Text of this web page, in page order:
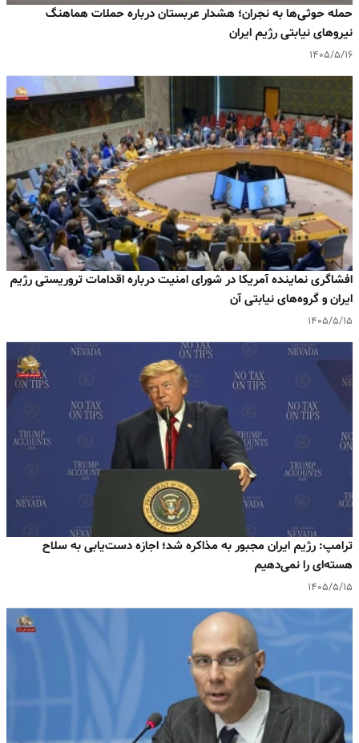
حمله حوثی‌ها به نجران؛ هشدار عربستان درباره حملات هماهنگ
نیروهای نیابتی رژیم ایران
۱۴۰۵/۵/۱۶
افشاگری نماینده آمریکا در شورای امنیت درباره اقدامات تروریستی رژیم
ایران و گروه‌های نیابتی آن
۱۴۰۵/۵/۱۵
ترامپ: رژیم ایران مجبور به مذاکره شد؛ اجازه دست‌یابی به سلاح
هسته‌ای را نمی‌دهیم
۱۴۰۵/۵/۱۵